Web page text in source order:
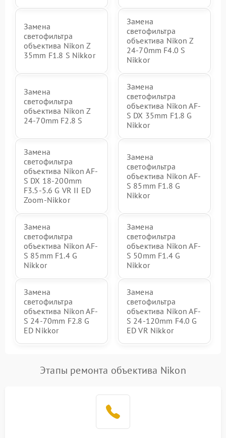
Замена
светофильтра
объектива Nikon Z
35mm F1.8 S Nikkor
Замена
светофильтра
объектива Nikon Z
24-70mm F4.0 S
Nikkor
Замена
светофильтра
объектива Nikon Z
24-70mm F2.8 S
Замена
светофильтра
объектива Nikon AF-
S DX 35mm F1.8 G
Nikkor
Замена
светофильтра
объектива Nikon AF-
S DX 18-200mm
F3.5-5.6 G VR II ED
Zoom-Nikkor
Замена
светофильтра
объектива Nikon AF-
S 85mm F1.8 G
Nikkor
Замена
светофильтра
объектива Nikon AF-
S 85mm F1.4 G
Nikkor
Замена
светофильтра
объектива Nikon AF-
S 50mm F1.4 G
Nikkor
Замена
светофильтра
объектива Nikon AF-
S 24-70mm F2.8 G
ED Nikkor
Замена
светофильтра
объектива Nikon AF-
S 24-120mm F4.0 G
ED VR Nikkor
Этапы ремонта объектива Nikon